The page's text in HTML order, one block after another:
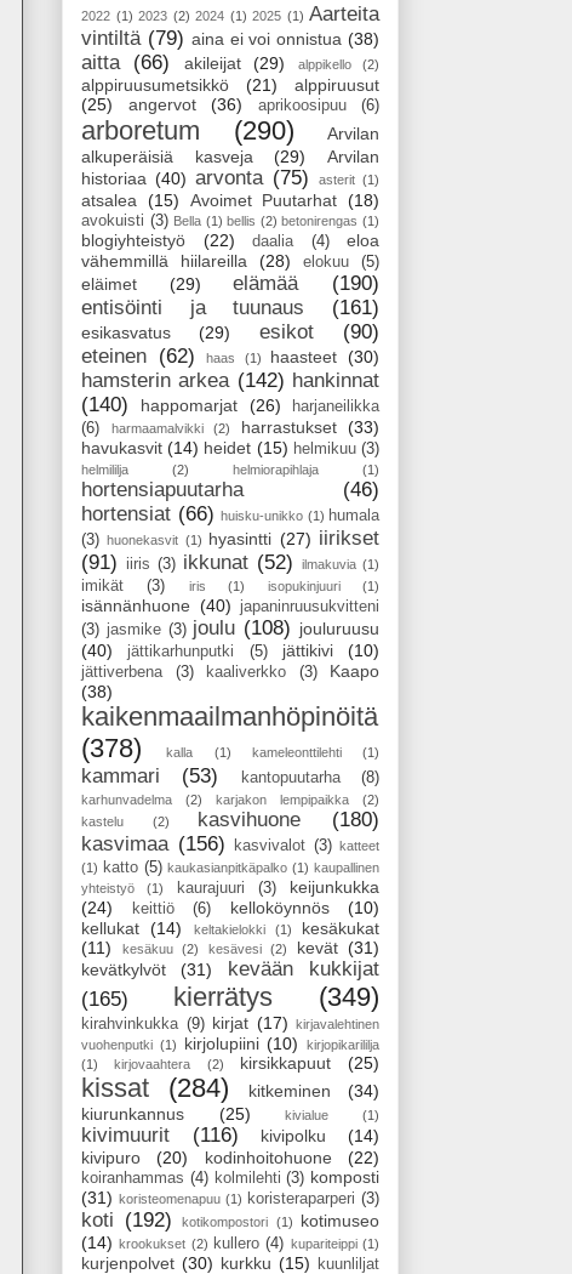
2022 (1) 2023 (2) 2024 (1) 2025 (1) Aarteita
vintiltä (79) aina ei voi onnistua (38)
aitta (66) akileijat (29) alppikello (2)
alppiruusumetsikkö (21)
alppiruusut
(25)
angervot (36) aprikoosipuu (6)
arboretum (290)
Arvilan
alkuperäisiä kasveja
(29)
Arvilan
historiaa (40) arvonta (75) asterit (1)
atsalea (15) Avoimet Puutarhat (18)
avokuisti (3) Bella (1) bellis (2) betonirengas (1)
blogiyhteistyö (22) daalia (4)
eloa
vähemmillä hiilareilla
(28) elokuu (5)
eläimet (29) elämää
(190)
entisöinti ja tuunaus
(161)
esikasvatus (29) esikot
(90)
eteinen (62) haas (1) haasteet (30)
hamsterin arkea (142) hankinnat
(140)
happomarjat (26)
harjaneilikka
(6)
harmaamalvikki (2) harrastukset (33)
havukasvit (14) heidet (15) helmikuu (3)
helmililja (2) helmiorapihlaja (1)
hortensiapuutarha
(46)
hortensiat (66) huisku-unikko (1) humala
(3) huonekasvit (1) hyasintti (27) iirikset
(91)
iiris (3) ikkunat (52) ilmakuvia (1)
imikät (3) iris (1) isopukinjuuri (1)
isännänhuone (40)
japaninruusukvitteni
(3) jasmike (3) joulu (108) jouluruusu
(40)
jättikarhunputki (5) jättikivi (10)
jättiverbena (3) kaaliverkko (3)
Kaapo
(38)
kaikenmaailmanhöpinöitä
(378)
kalla (1) kameleonttilehti (1)
kammari (53) kantopuutarha (8)
karhunvadelma (2) karjakon lempipaikka
(2)
kastelu
(2) kasvihuone
(180)
kasvimaa (156) kasvivalot (3) katteet
(1) katto (5) kaukasianpitkäpalko (1) kaupallinen
yhteistyö
(1) kaurajuuri (3)
keijunkukka
(24)
keittiö (6) kelloköynnös
(10)
kellukat (14) keltakielokki (1)
kesäkukat
(11)
kesäkuu (2) kesävesi (2) kevät (31)
kevätkylvöt
(31)
kevään kukkijat
(165)
kierrätys (349)
kirahvinkukka (9) kirjat (17) kirjavalehtinen
vuohenputki (1) kirjolupiini (10)
kirjopikarililja
(1)
kirjovaahtera (2) kirsikkapuut (25)
kissat (284) kitkeminen
(34)
kiurunkannus
(25) kivialue (1)
kivimuurit (116) kivipolku
(14)
kivipuro
(20) kodinhoitohuone (22)
koiranhammas (4) kolmilehti (3) komposti
(31) koristeomenapuu (1) koristeraparperi (3)
koti (192) kotikompostori (1)
kotimuseo
(14) krookukset (2) kullero (4) kupariteippi (1)
kurjenpolvet (30) kurkku (15)
kuunliljat